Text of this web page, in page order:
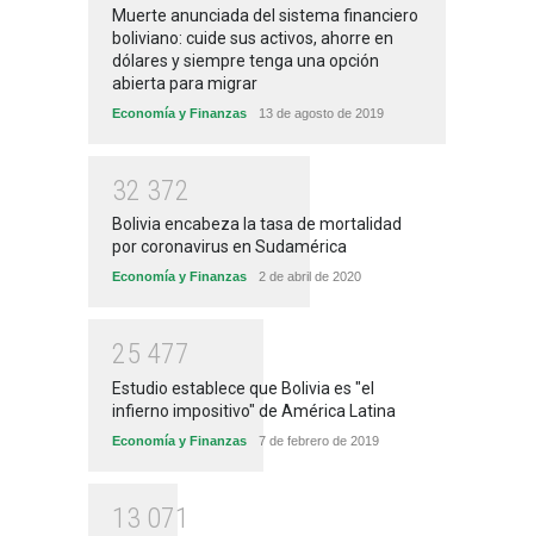
Muerte anunciada del sistema financiero
boliviano: cuide sus activos, ahorre en
dólares y siempre tenga una opción
abierta para migrar
Economía y Finanzas 13 de agosto de 2019
32 372
Bolivia encabeza la tasa de mortalidad
por coronavirus en Sudamérica
Economía y Finanzas 2 de abril de 2020
25 477
Estudio establece que Bolivia es "el
infierno impositivo" de América Latina
Economía y Finanzas 7 de febrero de 2019
1 3 071